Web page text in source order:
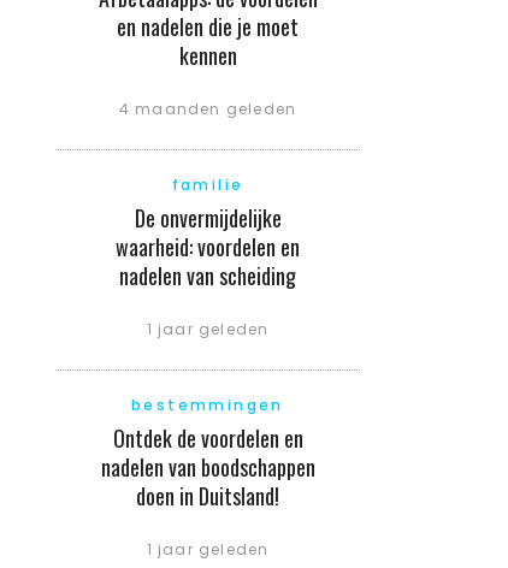
en nadelen die je moet
kennen
4 maanden geleden
familie
De onvermijdelijke
waarheid: voordelen en
nadelen van scheiding
1 jaar geleden
bestemmingen
Ontdek de voordelen en
nadelen van boodschappen
doen in Duitsland!
1 jaar geleden